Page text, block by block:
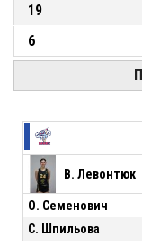
19
6
В. Левонтюк
О. Семенович
С. Шпильова